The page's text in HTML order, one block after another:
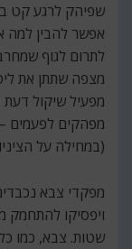
שפיהק לרגע קט
אפשר להבין למה
לתרום לגוף
מצפה שתתן את
מפעיל שיקול
מפהקים לפעמים
(במחילה על
מפקדי צבא
ויפסיקו להתחמק
שטות. צבא, כמו